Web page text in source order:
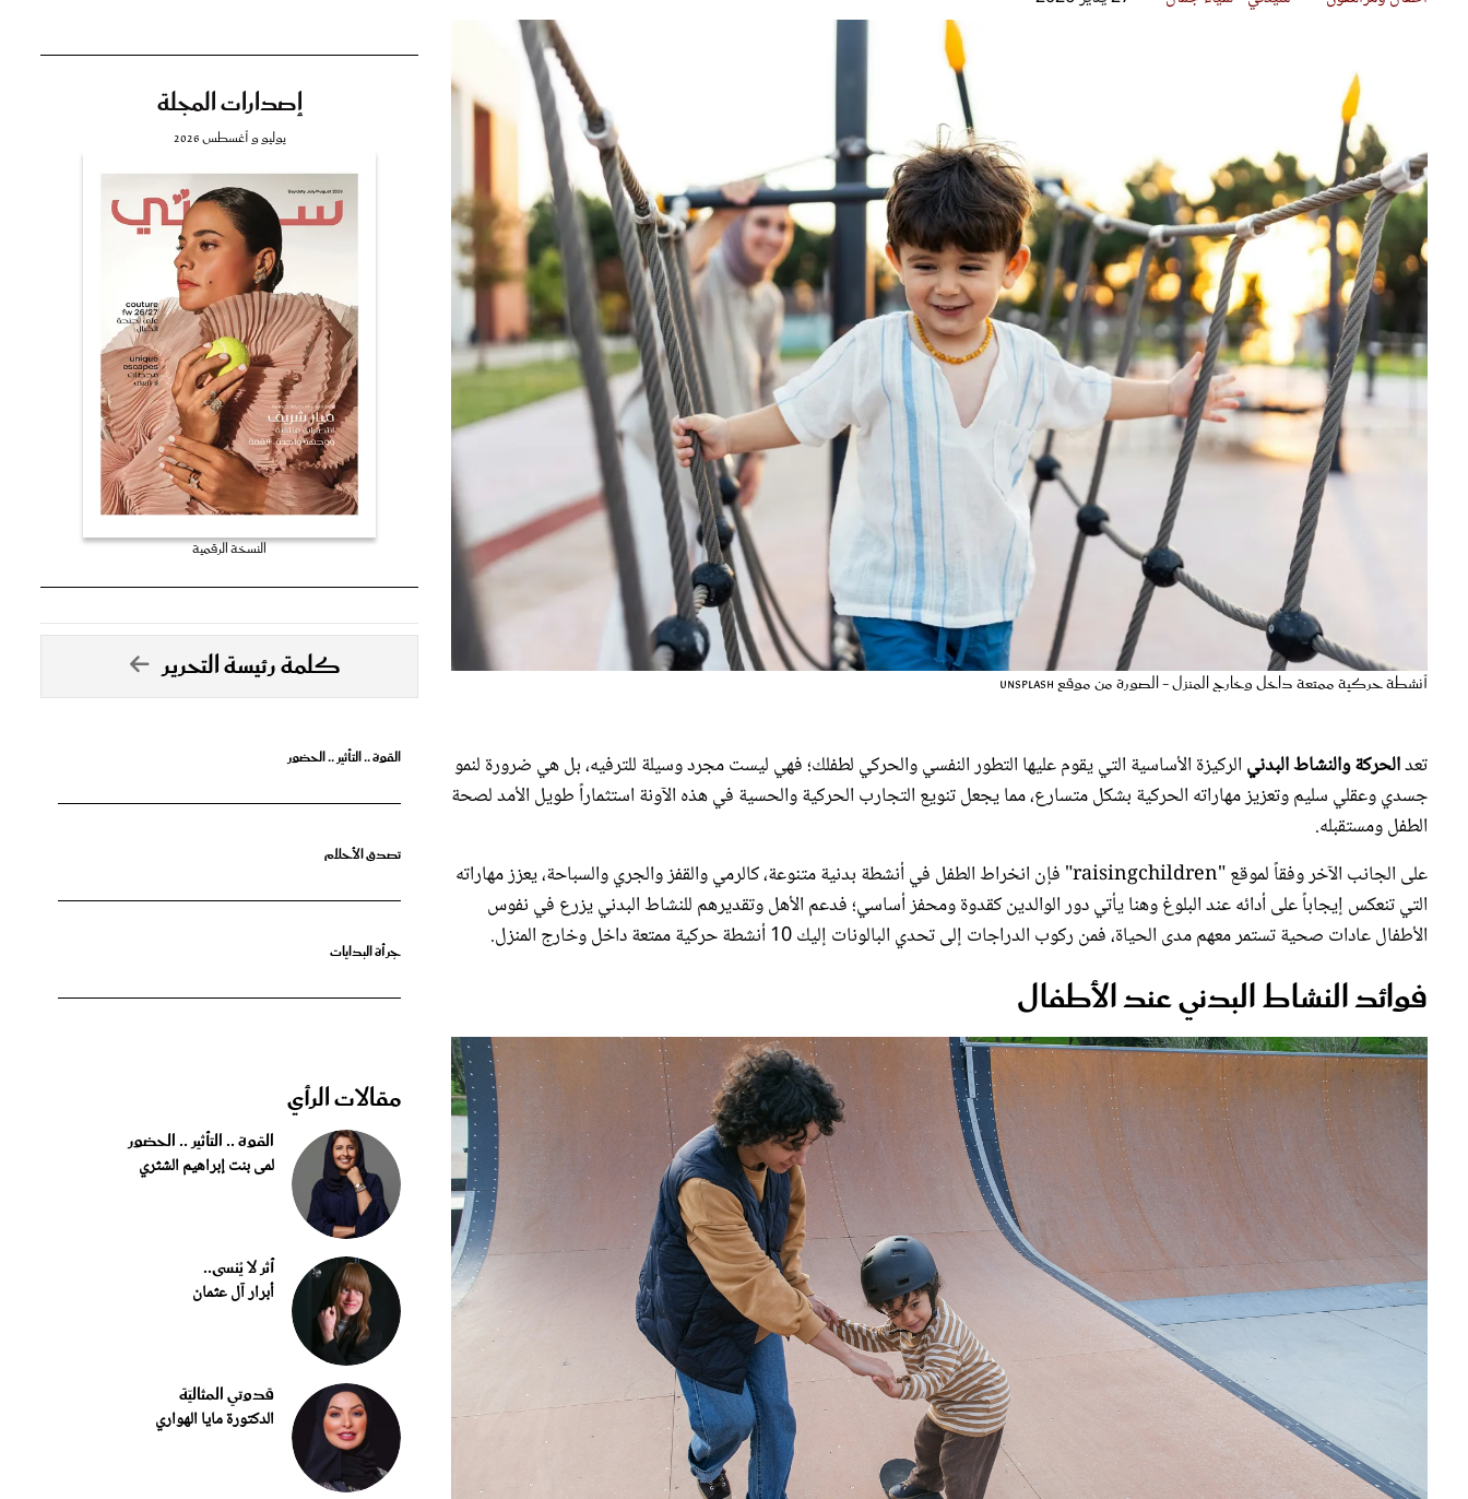
أنشطة حركية ممتعة داخل وخارج المنزل - الصورة من موقع unsplash
تعدالحركة والنشاط البدني الركيزة الأساسية التي يقوم عليها التطور النفسي والحركي لطفلك؛ فهي ليست مجرد وسيلة للترفيه، بل هي ضرورة لنمو
جسدي وعقلي سليم وتعزيز مهاراته الحركية بشكل متسارع، مما يجعل تنويع التجارب الحركية والحسية في هذه الآونة استثماراً طويل الأمد لصحة
الطفل ومستقبله.
على الجانب الآخر وفقاً لموقع "raisingchildren" فإن انخراط الطفل في أنشطة بدنية متنوعة، كالرمي والقفز والجري والسباحة، يعزز مهاراته
التي تنعكس إيجاباً على أدائه عند البلوغ وهنا يأتي دور الوالدين كقدوة ومحفز أساسي؛ فدعم الأهل وتقديرهم للنشاط البدني يزرع في نفوس
الأطفال عادات صحية تستمر معهم مدى الحياة، فمن ركوب الدراجات إلى تحدي البالونات إليك 10 أنشطة حركية ممتعة داخل وخارج المنزل.
فوائد النشاط البدني عند الأطفال
إصدارات المجلة
يوليو و أغسطس 2026
النسخة الرقمية
كلمة رئيسة التحرير
القوة .. التأثير .. الحضور
تصدق الأحلام
جرأة البدايات
مقالات الرأي
القوة .. التأثير .. الحضور
لمى بنت إبراهيم الشثري
أثر لا يُنسى..
أبرار آل عثمان
قدوتي المثاليّة
الدكتورة مايا الهواري
قصص ملهمة
ستايل
تقارير
عروس سيدتي
مجلة سيدتي
غلاف رفمي